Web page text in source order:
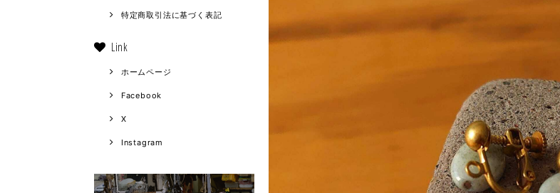
特定商取引法に基づく表記
Link
ホームページ
Facebook
X
Instagram